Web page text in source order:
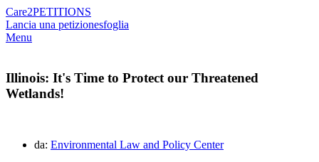
Care2PETITIONS
Lancia una petizionesfoglia
Menu
Illinois: It's Time to Protect our Threatened
Wetlands!
da: Environmental Law and Policy Center